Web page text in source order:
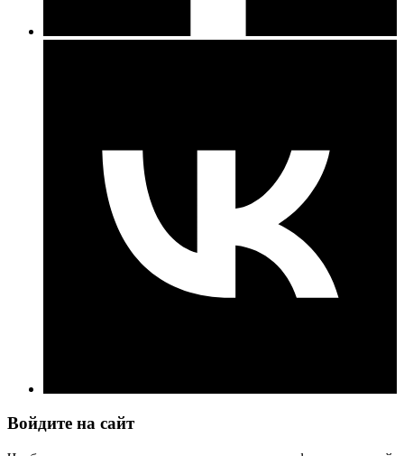
Войдите на сайт